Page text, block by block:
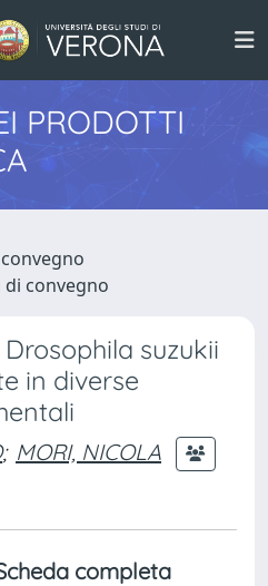
PRODOTTI
convegno
suzukii
in diverse
; MORI, NICOLA
completa